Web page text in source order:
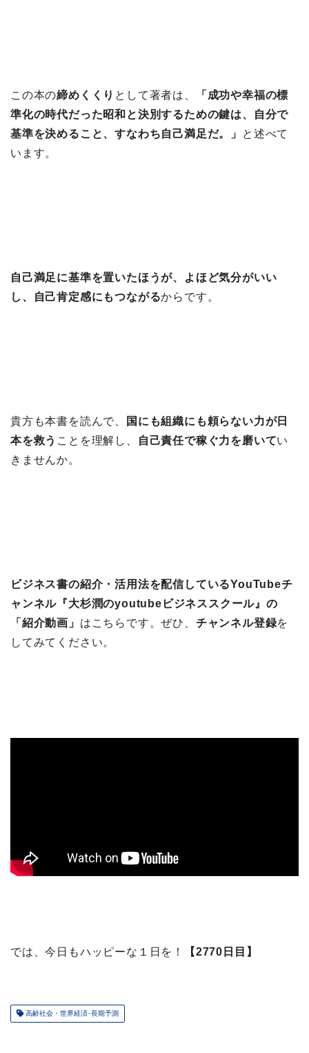
この本の締めくくり として著者は、
「成功や幸福の標
準化の時代だった昭和と決別するための鍵は、自分で
基準を決めること、すなわち自己満足だ。」
と述べて
います。
自己満足に基準を置いたほうが、よほど気分がいい
し、自己肯定感にもつながるからです。
貴方も本書を読んで、
国にも組織にも頼らない力が日
本を救う ことを理解し、 自己責任で稼ぐ力を磨いてい
きませんか。
ビジネス書の紹介・活用法を配信しているYouTubeチ
ャンネル『大杉潤のyoutubeビジネススクール』の
「紹介動画」 はこちらです。ぜひ、 チャンネル登録を
してみてください。
では、今日もハッピーな１日を！ 【2770日目】
高齢社会・世界経済･長期予測